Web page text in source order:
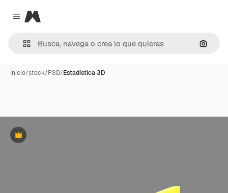
Close menu
Magnific
Inicio/stock/PSD/Estadística 3D
Premium